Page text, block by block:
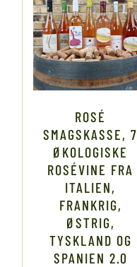
ROSÉ
SMAGSKASSE, 7
ØKOLOGISKE
ROSÉVINE FRA
ITALIEN,
FRANKRIG,
ØSTRIG,
TYSKLAND OG
SPANIEN 2.0